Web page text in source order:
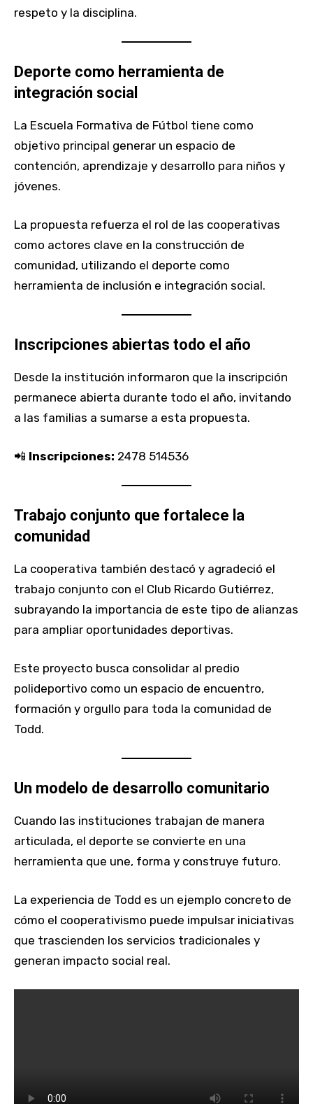
respeto y la disciplina.
Deporte como herramienta de
integración social
La Escuela Formativa de Fútbol tiene como
objetivo principal generar un espacio de
contención, aprendizaje y desarrollo para niños y
jóvenes.
La propuesta refuerza el rol de las cooperativas
como actores clave en la construcción de
comunidad, utilizando el deporte como
herramienta de inclusión e integración social.
Inscripciones abiertas todo el año
Desde la institución informaron que la inscripción
permanece abierta durante todo el año, invitando
a las familias a sumarse a esta propuesta.
📲 Inscripciones: 2478 514536
Trabajo conjunto que fortalece la
comunidad
La cooperativa también destacó y agradeció el
trabajo conjunto con el Club Ricardo Gutiérrez,
subrayando la importancia de este tipo de alianzas
para ampliar oportunidades deportivas.
Este proyecto busca consolidar al predio
polideportivo como un espacio de encuentro,
formación y orgullo para toda la comunidad de
Todd.
Un modelo de desarrollo comunitario
Cuando las instituciones trabajan de manera
articulada, el deporte se convierte en una
herramienta que une, forma y construye futuro.
La experiencia de Todd es un ejemplo concreto de
cómo el cooperativismo puede impulsar iniciativas
que trascienden los servicios tradicionales y
generan impacto social real.